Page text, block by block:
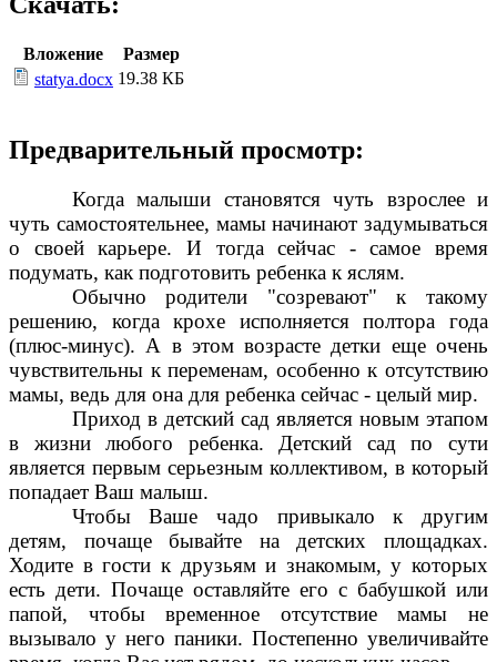
Вложение
Размер
statya.docx 19.38 КБ
Предварительный просмотр:
Когда малыши становятся чуть взрослее и
чуть самостоятельнее, мамы начинают задумываться
о своей карьере. И тогда сейчас - самое время
подумать, как подготовить ребенка к яслям.
Обычно родители "созревают" к такому
решению, когда крохе исполняется полтора года
(плюс-минус). А в этом возрасте детки еще очень
чувствительны к переменам, особенно к отсутствию
мамы, ведь для она для ребенка сейчас - целый мир.
Приход в детский сад является новым этапом
в жизни любого ребенка. Детский сад по сути
является первым серьезным коллективом, в который
попадает Ваш малыш.
Чтобы Ваше чадо привыкало к другим
детям, почаще бывайте на детских площадках.
Ходите в гости к друзьям и знакомым, у которых
есть дети. Почаще оставляйте его с бабушкой или
папой, чтобы временное отсутствие мамы не
вызывало у него паники. Постепенно увеличивайте